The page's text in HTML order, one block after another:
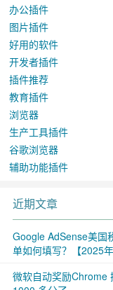
办公插件
图片插件
好用的软件
开发者插件
插件推荐
教育插件
浏览器
生产工具插件
谷歌浏览器
辅助功能插件
近期文章
Google AdSense美国
单如何填写？【2025年
微软自动奖励Chrome